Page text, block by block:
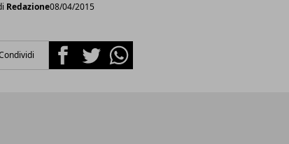
Redazione08/04/2015
FacebookTwitterWhatsapp